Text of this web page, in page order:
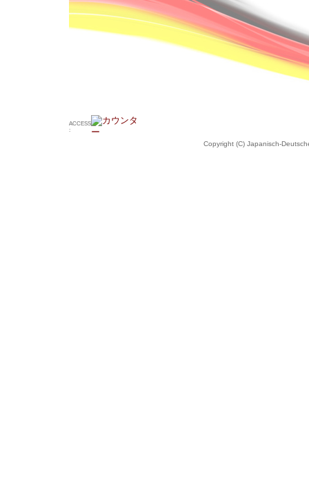
ACCESS
:
Copyright (C) Japanisch-